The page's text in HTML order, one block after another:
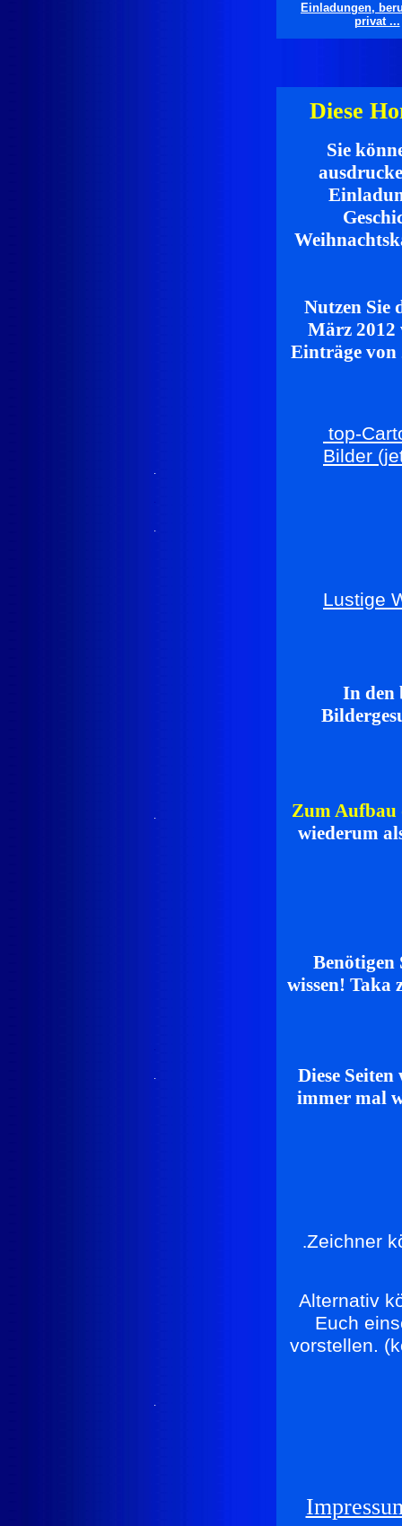
Einladungen,
privat ...
Diese
Sie
Nutzen Sie
März 2012
Einträge von
top-
Bilder
Lustige
In den
Zum Aufbau
wiederum
Benötigen
wissen! Taka
Diese
immer mal
.
.
.
.
.
.
.
.Zeichner
Alternativ
Euch
vorstellen.